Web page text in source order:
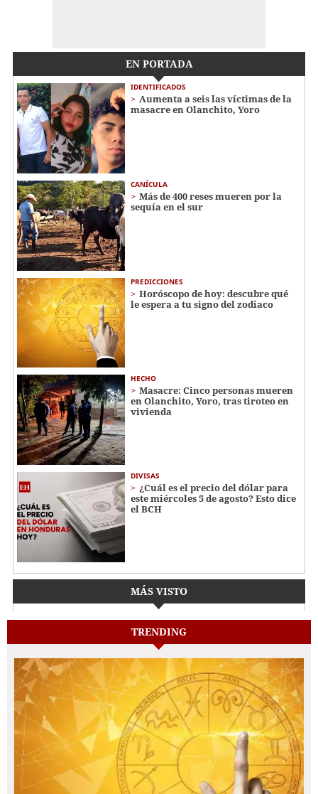
EN PORTADA
IDENTIFICADOS
Aumenta a seis las víctimas de la
masacre en Olanchito, Yoro
CANÍCULA
Más de 400 reses mueren por la
sequía en el sur
PREDICCIONES
Horóscopo de hoy: descubre qué
le espera a tu signo del zodiaco
HECHO
Masacre: Cinco personas mueren
en Olanchito, Yoro, tras tiroteo en
vivienda
DIVISAS
¿Cuál es el precio del dólar para
este miércoles 5 de agosto? Esto dice
el BCH
MÁS VISTO
TRENDING